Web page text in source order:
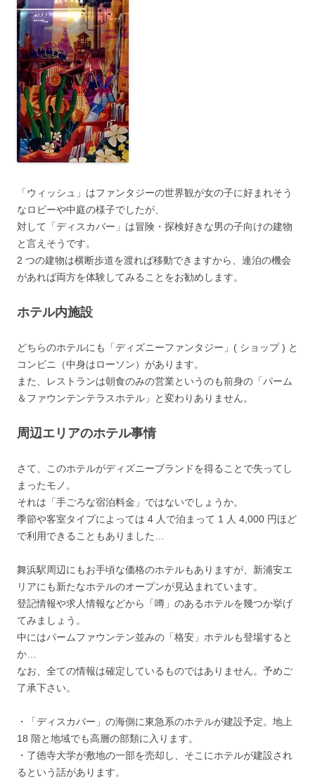
「ウィッシュ」はファンタジーの世界観が女の子に好まれそう
なロビーや中庭の様子でしたが、
対して「ディスカバー」は冒険・探検好きな男の子向けの建物
と言えそうです。
2 つの建物は横断歩道を渡れば移動できますから、連泊の機会
があれば両方を体験してみることをお勧めします。
ホテル内施設
どちらのホテルにも「ディズニーファンタジー」( ショップ ) と
コンビニ（中身はローソン）があります。
また、レストランは朝食のみの営業というのも前身の「パーム
＆ファウンテンテラスホテル」と変わりありません。
周辺エリアのホテル事情
さて、このホテルがディズニーブランドを得ることで失ってし
まったモノ。
それは「手ごろな宿泊料金」ではないでしょうか。
季節や客室タイプによっては 4 人で泊まって 1 人 4,000 円ほど
で利用できることもありました…
舞浜駅周辺にもお手頃な価格のホテルもありますが、新浦安エ
リアにも新たなホテルのオープンが見込まれています。
登記情報や求人情報などから「噂」のあるホテルを幾つか挙げ
てみましょう。
中にはパームファウンテン並みの「格安」ホテルも登場すると
か…
なお、全ての情報は確定しているものではありません。予めご
了承下さい。
・「ディスカバー」の海側に東急系のホテルが建設予定。地上
18 階と地域でも高層の部類に入ります。
・了徳寺大学が敷地の一部を売却し、そこにホテルが建設され
るという話があります。